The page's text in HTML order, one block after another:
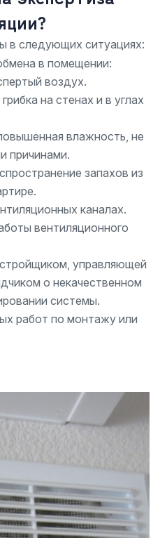
в следующих ситуациях:
в помещении:
воздух.
на стенах и в углах
влажность, не
причинами.
запахов из
каналах.
вентиляционного
управляющей
о некачественном
системы.
работ по монтажу или